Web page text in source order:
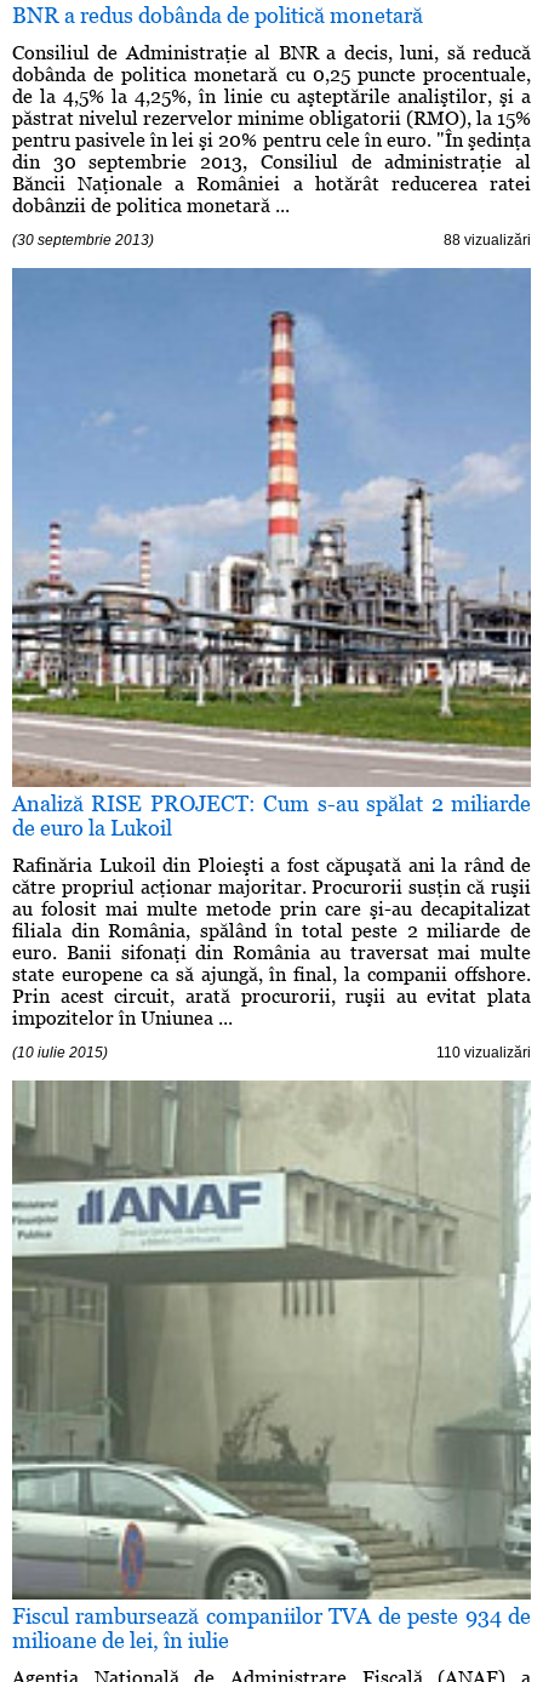
BNR a redus dobânda de politică monetară
Consiliul de Administraţie al BNR a decis, luni, să reducă
dobânda de politica monetară cu 0,25 puncte procentuale,
de la 4,5% la 4,25%, în linie cu aşteptările analiştilor, şi a
păstrat nivelul rezervelor minime obligatorii (RMO), la 15%
pentru pasivele în lei şi 20% pentru cele în euro. "În şedinţa
din 30 septembrie 2013, Consiliul de administraţie al
Băncii Naţionale a României a hotărât reducerea ratei
dobânzii de politica monetară ...
(30 septembrie 2013) 88 vizualizări
Analiză RISE PROJECT: Cum s-au spălat 2 miliarde
de euro la Lukoil
Rafinăria Lukoil din Ploieşti a fost căpuşată ani la rând de
către propriul acţionar majoritar. Procurorii susţin că ruşii
au folosit mai multe metode prin care şi-au decapitalizat
filiala din România, spălând în total peste 2 miliarde de
euro. Banii sifonaţi din România au traversat mai multe
state europene ca să ajungă, în final, la companii offshore.
Prin acest circuit, arată procurorii, ruşii au evitat plata
impozitelor în Uniunea ...
(10 iulie 2015) 110 vizualizări
Fiscul rambursează companiilor TVA de peste 934 de
milioane de lei, în iulie